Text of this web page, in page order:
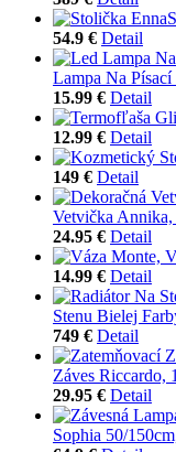
54.9 € Detail
Lampa Na
15.99 € Detail
12.99 € Detail
149 € Detail
Vetvička
24.95 € Detail
14.99 € Detail
Stenu Bielej
749 € Detail
Záves Riccardo,
29.95 € Detail
Sophia 50/